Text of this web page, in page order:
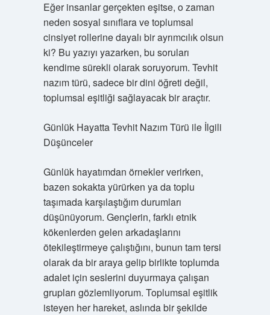
Eğer insanlar gerçekten eşitse, o zaman
neden sosyal sınıflara ve toplumsal
cinsiyet rollerine dayalı bir ayrımcılık olsun
ki? Bu yazıyı yazarken, bu soruları
kendime sürekli olarak soruyorum. Tevhit
nazım türü, sadece bir dini öğreti değil,
toplumsal eşitliği sağlayacak bir araçtır.
Günlük Hayatta Tevhit Nazım Türü ile İlgili
Düşünceler
Günlük hayatımdan örnekler verirken,
bazen sokakta yürürken ya da toplu
taşımada karşılaştığım durumları
düşünüyorum. Gençlerin, farklı etnik
kökenlerden gelen arkadaşlarını
ötekileştirmeye çalıştığını, bunun tam tersi
olarak da bir araya gelip birlikte toplumda
adalet için seslerini duyurmaya çalışan
grupları gözlemliyorum. Toplumsal eşitlik
isteyen her hareket, aslında bir şekilde